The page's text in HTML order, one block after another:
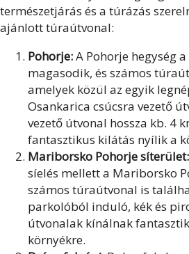
természetjárás és a túrázás
ajánlott túraútvonal:
Pohorje:A Pohorje hegység
magasodik, és számos
amelyek közül az egyik
Osankarica csúcsra vezető
vezető útvonal hossza kb. 4
fantasztikus kilátás nyílik a
Mariborsko Pohorje síterület:
síelés mellett a Mariborsko
számos túraútvonal is
parkolóból induló, kék és
útvonalak kínálnak
környékre.